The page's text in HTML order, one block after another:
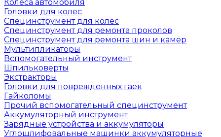
Колеса автомобиля
Головки для колес
Специнструмент для колес
Специнструмент для ремонта проколов
Специнструмент для ремонта шин и камер
Мультипликаторы
Вспомогательный инструмент
Шпильковерты
Экстракторы
Головки для поврежденных гаек
Гайколомы
Прочий вспомогательный специнструмент
Аккумуляторный инструмент
Зарядные устройства и аккумуляторы
Углошлифовальные машинки аккумуляторные